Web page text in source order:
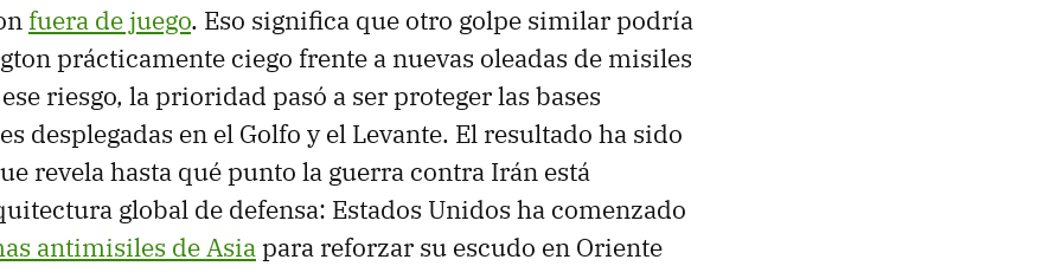
fuera de juego. Eso significa que otro golpe similar podría
prácticamente ciego frente a nuevas oleadas de misiles
riesgo, la prioridad pasó a ser proteger las bases
desplegadas en el Golfo y el Levante. El resultado ha sido
revela hasta qué punto la guerra contra Irán está
global de defensa: Estados Unidos ha comenzado
antimisiles de Asiapara reforzar su escudo en Oriente